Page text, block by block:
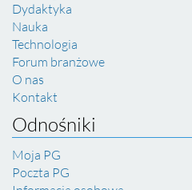
Dydaktyka
Nauka
Technologia
Forum branżowe
O nas
Kontakt
Odnośniki
Moja PG
Poczta PG